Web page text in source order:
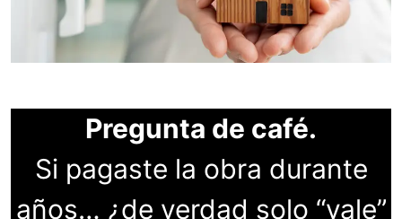
Pregunta de café.
Si pagaste la obra durante
años… ¿de verdad solo “vale”